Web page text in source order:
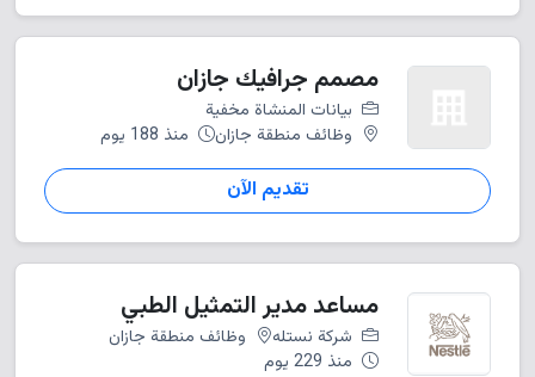
مصمم جرافيك جازان
بيانات المنشاة مخفية
وظائف منطقة جازان
منذ 188 يوم
تقديم الآن
مساعد مدير التمثيل الطبي
شركة نستله
وظائف منطقة جازان
منذ 229 يوم